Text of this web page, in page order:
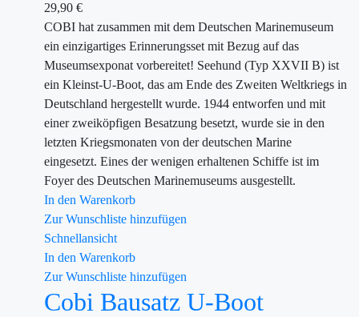
29,90 €
COBI hat zusammen mit dem Deutschen Marinemuseum
ein einzigartiges Erinnerungsset mit Bezug auf das
Museumsexponat vorbereitet! Seehund (Typ XXVII B) ist
ein Kleinst-U-Boot, das am Ende des Zweiten Weltkriegs in
Deutschland hergestellt wurde. 1944 entworfen und mit
einer zweiköpfigen Besatzung besetzt, wurde sie in den
letzten Kriegsmonaten von der deutschen Marine
eingesetzt. Eines der wenigen erhaltenen Schiffe ist im
Foyer des Deutschen Marinemuseums ausgestellt.
In den Warenkorb
Zur Wunschliste hinzufügen
Schnellansicht
In den Warenkorb
Zur Wunschliste hinzufügen
Cobi Bausatz U-Boot